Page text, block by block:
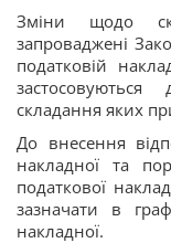
Зміни щодо
запроваджені
податковій
складання яких
До внесення
накладної та
податкової
зазначати в
накладної.